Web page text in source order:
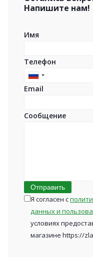
Напишите нам!
Имя
Телефон
Russia
+7
Email
Сообщение
Отправить
Я согласен с
данных и
условиях
магазине https://